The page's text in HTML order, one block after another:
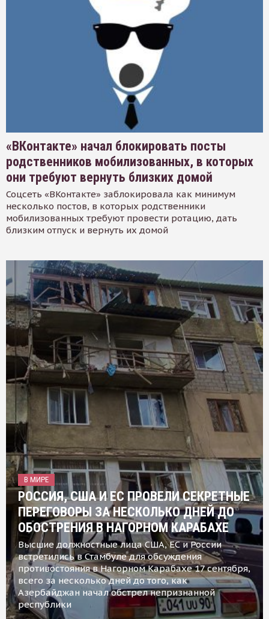
«ВКонтакте» начал блокировать посты
родственников мобилизованных, в которых
они требуют вернуть близких домой
Соцсеть «ВКонтакте» заблокировала как минимум
несколько постов, в которых родственники
мобилизованных требуют провести ротацию, дать
близким отпуск и вернуть их домой
В МИРЕ
РОССИЯ, США И ЕС ПРОВЕЛИ СЕКРЕТНЫЕ
ПЕРЕГОВОРЫ ЗА НЕСКОЛЬКО ДНЕЙ ДО
ОБОСТРЕНИЯ В НАГОРНОМ КАРАБАХЕ
Высшие должностные лица США, ЕС и России
встретились в Стамбуле для обсуждения
противостояния в Нагорном Карабахе 17 сентября,
всего за несколько дней до того, как
Азербайджан начал обстрел непризнанной
республики